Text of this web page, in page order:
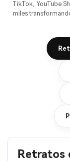
TikTok, YouTube
miles
Retratos